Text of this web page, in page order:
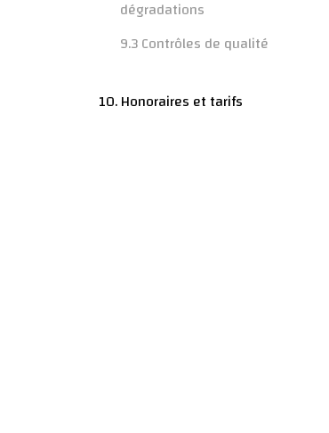
dégradations
9.3 Contrôles de qualité
10. Honoraires et tarifs